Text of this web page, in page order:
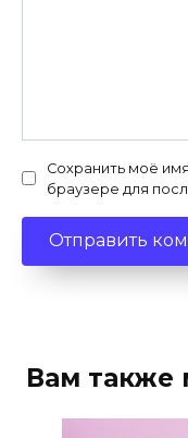
Сохранить моё
браузере для
Вам также